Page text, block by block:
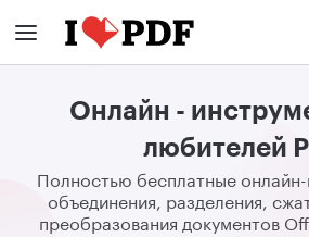
Онлайн -
любителей
Полностью бесплатные
объединения, разделения,
преобразования документов